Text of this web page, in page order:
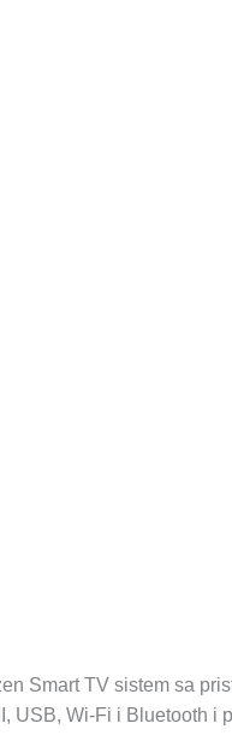
Smart TV sistem sa
USB, Wi-Fi i Bluetooth i